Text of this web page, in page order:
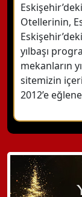
Otellerinin,
yılbaşı
mekanların
sitemizin
2012’e